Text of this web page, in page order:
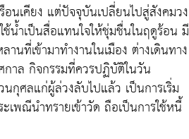
นเคียง แต่ปัจจุบันเปลี่ยนไปสู่สังคมวง
น้ำเป็นสื่อแทนใจให้ชุ่มชื่นในฤดูร้อน มี
ที่เข้ามาทำงานในเมือง ต่างเดินทาง
าล กิจกรรมที่ควรปฏิบัติในวัน
กุศลแก่ผู้ล่วงลับไปแล้ว เป็นการเริ่ม
พณีนำทรายเข้าวัด ถือเป็นการใช้หนี้